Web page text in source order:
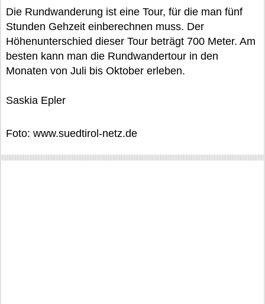
Die Rundwanderung ist eine Tour, für die man fünf
Stunden Gehzeit einberechnen muss. Der
Höhenunterschied dieser Tour beträgt 700 Meter. Am
besten kann man die Rundwandertour in den
Monaten von Juli bis Oktober erleben.
Saskia Epler
Foto: www.suedtirol-netz.de